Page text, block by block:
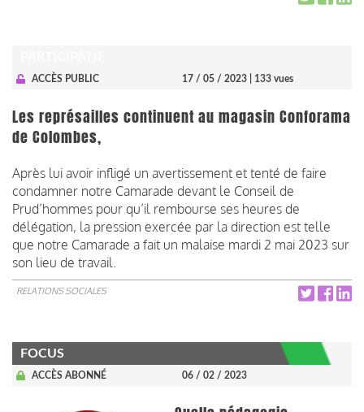
ACCÈS PUBLIC 17 / 05 / 2023 | 133 vues
Les représailles continuent au magasin Conforama
de Colombes,
Après lui avoir infligé un avertissement et tenté de faire
condamner notre Camarade devant le Conseil de
Prud’hommes pour qu’il rembourse ses heures de
délégation, la pression exercée par la direction est telle
que notre Camarade a fait un malaise mardi 2 mai 2023 sur
son lieu de travail.
RELATIONS SOCIALES
FOCUS
ACCÈS ABONNÉ 06 / 02 / 2023